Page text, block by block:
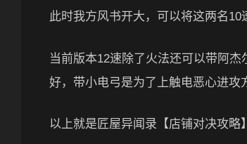
此时我方风书开大，可以将这两名
当前版本12速除了火法还可以带阿
好，带小电弓是为了上触电恶心进攻
以上就是匠屋异闻录【店铺对决攻略